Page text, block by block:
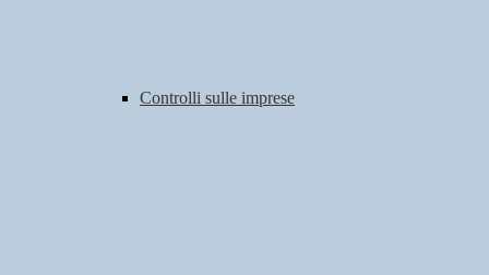
Controlli sulle imprese